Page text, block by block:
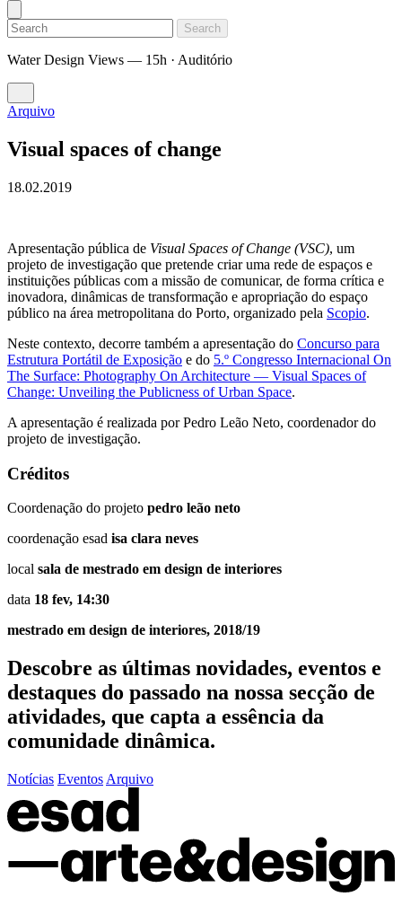
Search
Water Design Views — 15h · Auditório
Arquivo
Visual spaces of change
18.02.2019
Apresentação pública de Visual Spaces of Change (VSC), um
projeto de investigação que pretende criar uma rede de espaços e
instituições públicas com a missão de comunicar, de forma crítica e
inovadora, dinâmicas de transformação e apropriação do espaço
público na área metropolitana do Porto, organizado pela Scopio.
Neste contexto, decorre também a apresentação do Concurso para
Estrutura Portátil de Exposição e do 5.º Congresso Internacional On
The Surface: Photography On Architecture — Visual Spaces of
Change: Unveiling the Publicness of Urban Space.
A apresentação é realizada por Pedro Leão Neto, coordenador do
projeto de investigação.
Créditos
Coordenação do projeto pedro leão neto
coordenação esad isa clara neves
local sala de mestrado em design de interiores
data 18 fev, 14:30
mestrado em design de interiores, 2018/19
Descobre as últimas novidades, eventos e
destaques do passado na nossa secção de
atividades, que capta a essência da
comunidade dinâmica.
Notícias Eventos Arquivo